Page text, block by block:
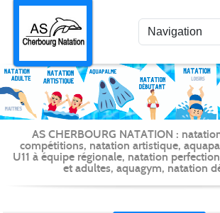
AS CHERBOURG NATATION :
compétitions, natation artistique,
U11 à équipe régionale, natation
et adultes, aquagym, natation
Panneau de gestion des cookies